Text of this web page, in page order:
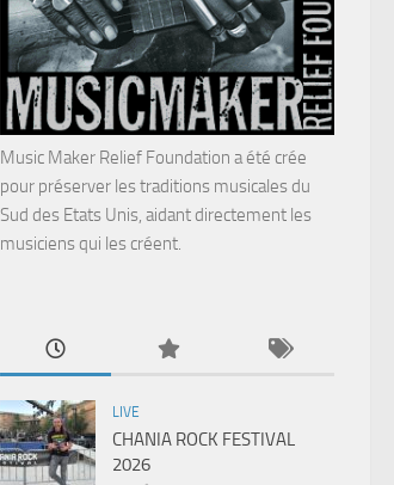
Music Maker Relief Foundation a été crée
pour préserver les traditions musicales du
Sud des Etats Unis, aidant directement les
musiciens qui les créent.
LIVE
CHANIA ROCK FESTIVAL
2026